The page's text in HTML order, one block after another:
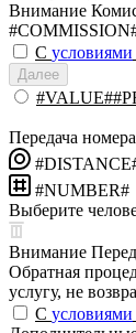
Внимание
С условиями
Далее
Передача номера
#NUMBER#
Выберите
Внимание
Обратная
услугу, не
С условиями